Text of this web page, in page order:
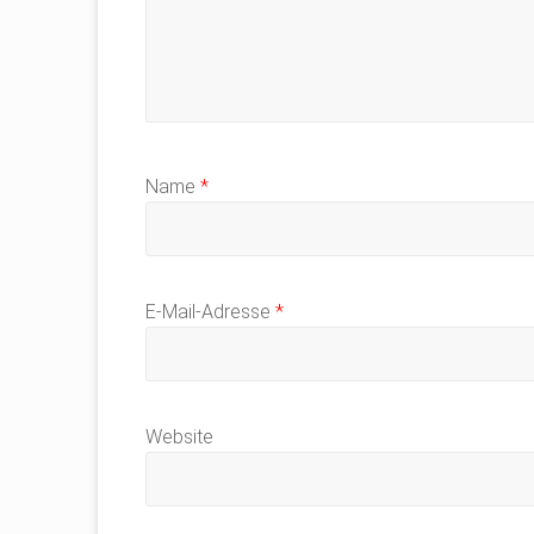
Name *
E-Mail-Adresse *
Website